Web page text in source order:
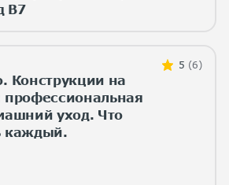
B7
5 (6)
Конструкции на
профессиональная
уход. Что
каждый.